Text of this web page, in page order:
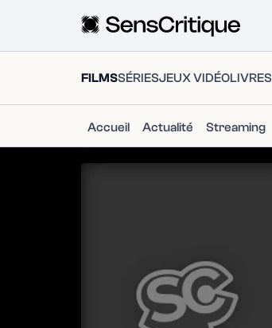
FILMSSÉRIESJEUX VIDÉOLIVRES
Accueil Actualité Streaming